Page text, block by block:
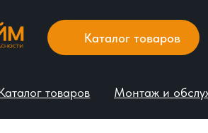
Каталог товаров